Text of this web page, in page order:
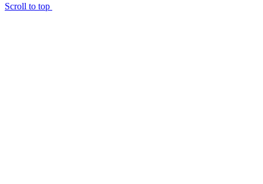
Scroll to top